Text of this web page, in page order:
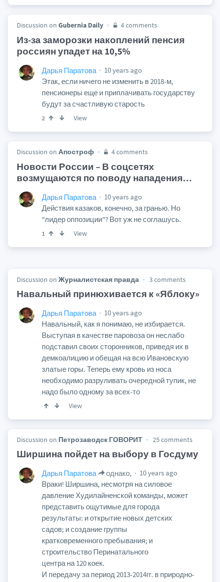
Discussion on Gubernia Daily 4 comments
Из-за заморозки накоплений пенсия
россиян упадет на 10,5%
Дарья Паратова
10 years ago
Этак, если ничего не изменить в 2018-м,
пенсионеры еще и приплачивать государству
будут за счастливую старость
2 View
Discussion on Апостроф 4 comments
Новости России – В соцсетях
возмущаются по поводу нападения…
Дарья Паратова
10 years ago
Действия казаков, конечно, за гранью. Но
"лидер оппозиции"? Вот уж не соглашусь.
1 View
Discussion on Журналистская правда 3 comments
Навальный принюхивается к «Яблоку»
Дарья Паратова
10 years ago
Навальный, как я понимаю, не избирается.
Выступая в качестве паровоза он неслабо
подставил своих сторонников, приведя их в
демкоалицию и обещая на всю Ивановскую
златые горы. Теперь ему кровь из носа
необходимо разруливать очередной тупик, не
надо было одному за всех-то
View
Discussion on Петрозаводск ГОВОРИТ 25 comments
Ширшина пойдет на выбору в Госдуму
Дарья Паратова однако,
10 years ago
Враки! Ширшина, несмотря на силовое
давление Худилайненской команды, может
представить ощутимые для города
результаты: и открытие новых детских
садов; и создание группы
кратковременного пребывания; и
строительство Перинатального
центра на 120 коек.
И передачу за период 2013-2014гг. в природно-